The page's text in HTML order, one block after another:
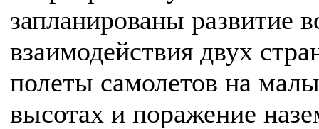
запланированы развитие
взаимодействия двух
полеты самолетов на
высотах и поражение